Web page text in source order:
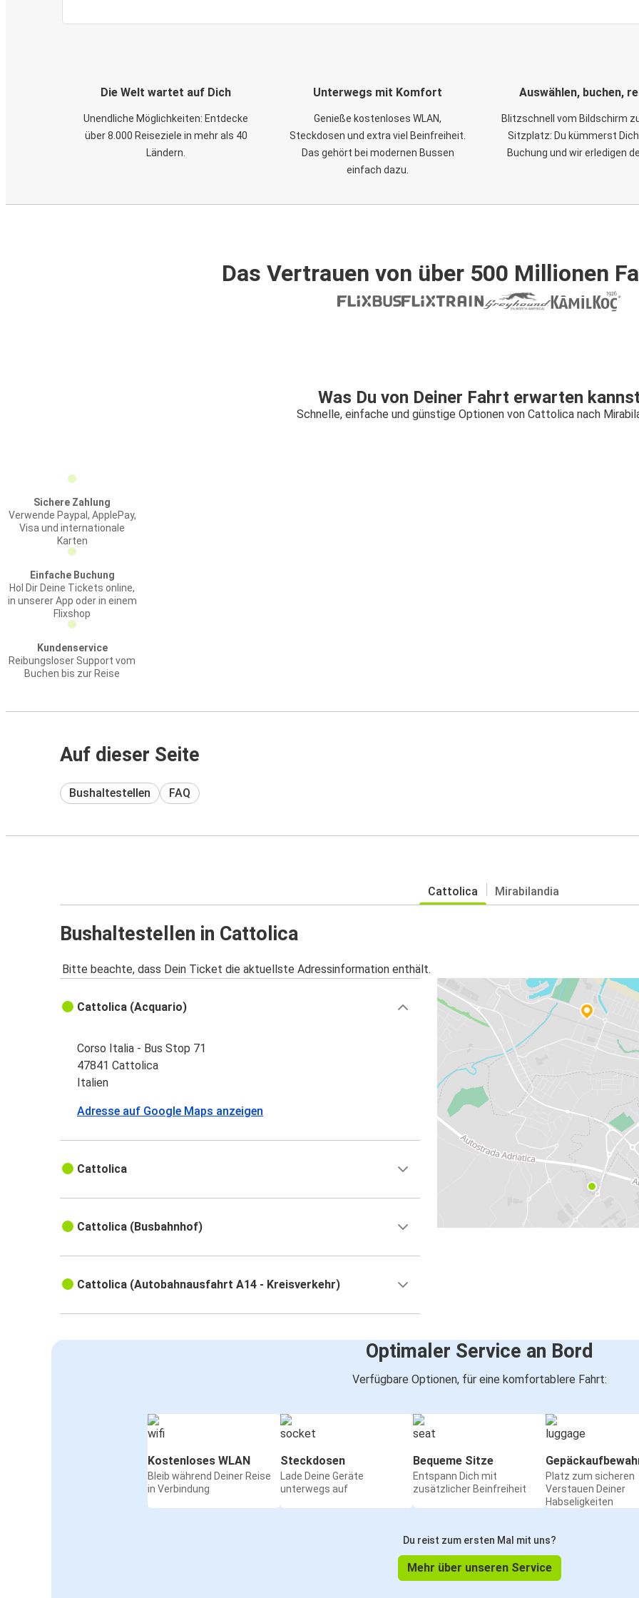
Die Welt wartet auf Dich
Unendliche Möglichkeiten: Entdecke
über 8.000 Reiseziele in mehr als 40
Ländern.
Unterwegs mit Komfort
Genieße kostenloses WLAN,
Steckdosen und extra viel Beinfreiheit.
Das gehört bei modernen Bussen
einfach dazu.
Auswählen, buchen,
Blitzschnell vom Bildschirm
Sitzplatz: Du kümmerst
Buchung und wir erledigen
Das Vertrauen von über 500 Millionen
Was Du von Deiner Fahrt erwarten kannst
Schnelle, einfache und günstige Optionen von Cattolica nach
Sichere Zahlung
Verwende Paypal, ApplePay,
Visa und internationale
Karten
Einfache Buchung
Hol Dir Deine Tickets online,
in unserer App oder in einem
Flixshop
Kundenservice
Reibungsloser Support vom
Buchen bis zur Reise
Auf dieser Seite
Bushaltestellen FAQ
Cattolica Mirabilandia
Bushaltestellen in Cattolica
Bitte beachte, dass Dein Ticket die aktuellste Adressinformation enthält.
Cattolica (Acquario)
Corso Italia - Bus Stop 71
47841 Cattolica
Italien
Adresse auf Google Maps anzeigen
Cattolica
Cattolica (Busbahnhof)
Cattolica (Autobahnausfahrt A14 - Kreisverkehr)
Optimaler Service an Bord
Verfügbare Optionen, für eine komfortablere Fahrt:
Kostenloses WLAN
Bleib während Deiner Reise
in Verbindung
Steckdosen
Lade Deine Geräte
unterwegs auf
Bequeme Sitze
Entspann Dich mit
zusätzlicher Beinfreiheit
Platz zum sicheren
Verstauen Deiner
Habseligkeiten
Du reist zum ersten Mal mit uns?
Mehr über unseren Service